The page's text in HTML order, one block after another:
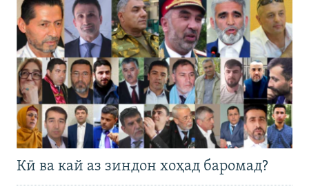
Кӣ ва кай аз зиндон хоҳад баромад?